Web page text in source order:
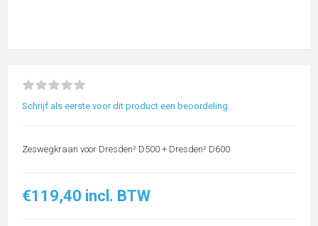
Schrijf als eerste voor dit product een beoordeling
Zeswegkraan voor Dresden² D500 + Dresden² D600
€119,40 incl. BTW